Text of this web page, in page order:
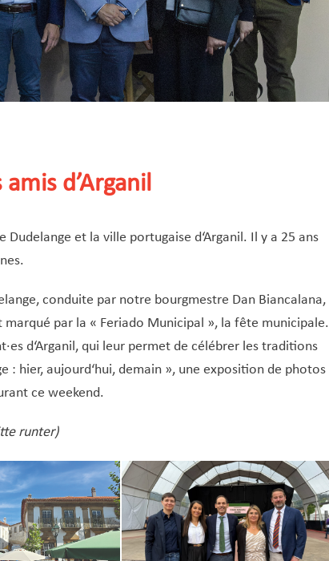
d’Arganil
et la ville portugaise d‘Arganil. Il y a 25 ans
conduite par notre bourgmestre Dan Biancalana,
par la « Feriado Municipal », la fête municipale.
d‘Arganil, qui leur permet de célébrer les traditions
: hier, aujourd‘hui, demain », une exposition de photos
ce weekend.
runter)